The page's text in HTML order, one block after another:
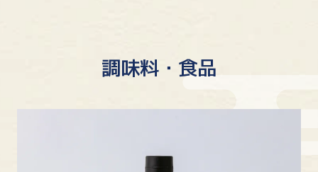
調味料・食品